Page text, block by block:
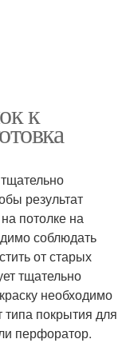
к
результат
потолке на
соблюдать
от старых
тщательно
необходимо
типа покрытия для
перфоратор.